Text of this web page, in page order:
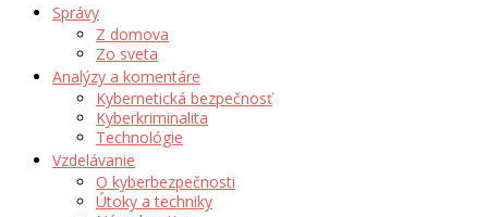
Správy
Z domova
Zo sveta
Analýzy a komentáre
Kybernetická bezpečnosť
Kyberkriminalita
Technológie
Vzdelávanie
O kyberbezpečnosti
Útoky a techniky